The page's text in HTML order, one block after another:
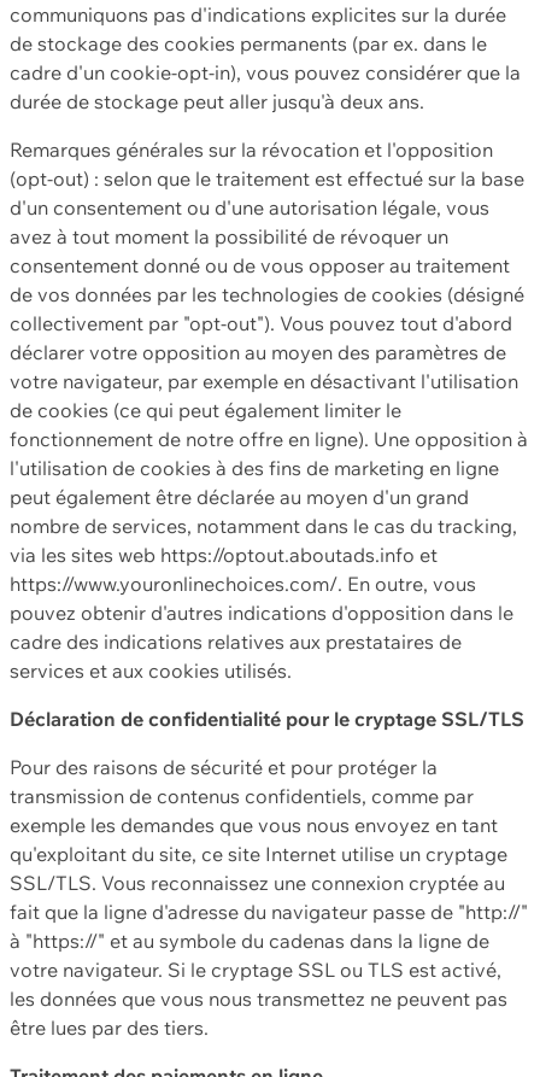
communiquons pas d'indications explicites sur la durée
de stockage des cookies permanents (par ex. dans le
cadre d'un cookie-opt-in), vous pouvez considérer que la
durée de stockage peut aller jusqu'à deux ans.
Remarques générales sur la révocation et l'opposition
(opt-out) : selon que le traitement est effectué sur la base
d'un consentement ou d'une autorisation légale, vous
avez à tout moment la possibilité de révoquer un
consentement donné ou de vous opposer au traitement
de vos données par les technologies de cookies (désigné
collectivement par "opt-out"). Vous pouvez tout d'abord
déclarer votre opposition au moyen des paramètres de
votre navigateur, par exemple en désactivant l'utilisation
de cookies (ce qui peut également limiter le
fonctionnement de notre offre en ligne). Une opposition à
l'utilisation de cookies à des fins de marketing en ligne
peut également être déclarée au moyen d'un grand
nombre de services, notamment dans le cas du tracking,
via les sites web https://optout.aboutads.info et
https://www.youronlinechoices.com/. En outre, vous
pouvez obtenir d'autres indications d'opposition dans le
cadre des indications relatives aux prestataires de
services et aux cookies utilisés.
Déclaration de confidentialité pour le cryptage SSL/TLS
Pour des raisons de sécurité et pour protéger la
transmission de contenus confidentiels, comme par
exemple les demandes que vous nous envoyez en tant
qu'exploitant du site, ce site Internet utilise un cryptage
SSL/TLS. Vous reconnaissez une connexion cryptée au
fait que la ligne d'adresse du navigateur passe de "http://"
à "https://" et au symbole du cadenas dans la ligne de
votre navigateur. Si le cryptage SSL ou TLS est activé,
les données que vous nous transmettez ne peuvent pas
être lues par des tiers.